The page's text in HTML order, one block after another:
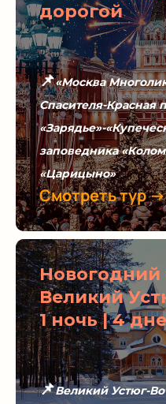
дорогой
📌«Москва
Спасителя-Красная
«Зарядье»-
заповедника
«Царицыно»
Смотреть тур →
Новогодний
Великий
1 ночь | 4
📌Великий Устюг-